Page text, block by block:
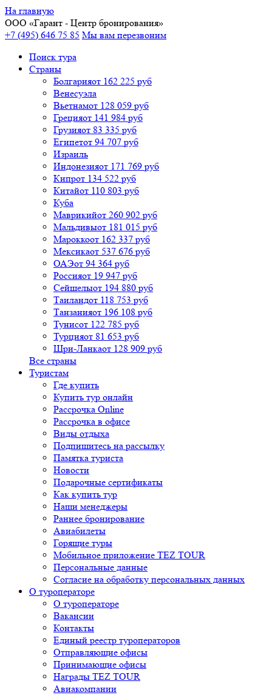
На главную
ООО «Гарант - Центр бронирования»
+7 (495) 646 75 85 Мы вам перезвоним
Поиск тура
Cтраны
Болгарияот 162 225 руб
Венесуэла
Вьетнамот 128 059 руб
Грецияот 141 984 руб
Грузияот 83 335 руб
Египетот 94 707 руб
Израиль
Индонезияот 171 769 руб
Кипрот 134 522 руб
Китайот 110 803 руб
Куба
Маврикийот 260 902 руб
Мальдивыот 181 015 руб
Мароккоот 162 337 руб
Мексикаот 537 676 руб
ОАЭот 94 364 руб
Россияот 19 947 руб
Сейшелыот 194 880 руб
Таиландот 118 753 руб
Танзанияот 196 108 руб
Тунисот 122 785 руб
Турцияот 81 653 руб
Шри-Ланкаот 128 909 руб
Все страны
Туристам
Где купить
Купить тур онлайн
Рассрочка Online
Рассрочка в офисе
Виды отдыха
Подпишитесь на рассылку
Памятка туриста
Новости
Подарочные сертификаты
Как купить тур
Наши менеджеры
Раннее бронирование
Авиабилеты
Горящие туры
Мобильное приложение TEZ TOUR
Персональные данные
Согласие на обработку персональных данных
О туроператоре
О туроператоре
Вакансии
Контакты
Единый реестр туроператоров
Отправляющие офисы
Принимающие офисы
Награды TEZ TOUR
Авиакомпании